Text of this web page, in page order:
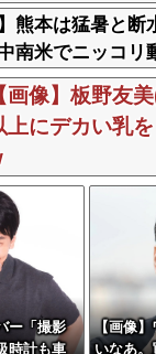
」
】熊本は猛暑と
南米でニッコリ
画像】板野友
上にデカい乳
ー「撮影
時計も車
【画像】
いなあ。